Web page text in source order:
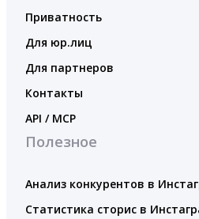
Приватность
Для юр.лиц
Для партнеров
Контакты
API / MCP
Полезное
Анализ конкурентов в
Статистика сторис в